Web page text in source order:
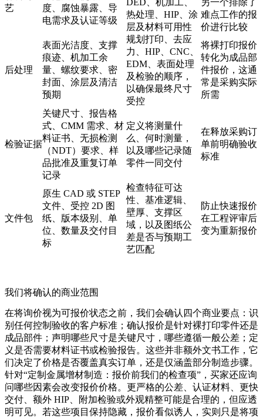
艺
度、腐蚀暴露、导
电需求及认证等级
热处理、HIP、涂
层及材料可用性
难点工作的报
价进行比较
后处理
表面光洁度、支撑
痕迹、机加工余
量、螺纹要求、密
封面、涂层及清洁
预期
规划打印、去应
力、HIP、CNC、
EDM、表面处理
及检验的顺序，
以确保最终尺寸
受控
将裸打印报价
转化为成品部
件报价，这通
常是采购实际
所需
检验证据
关键尺寸、报告格
式、CMM 需求、材
料证书、无损检测
（NDT）要求、样
品批准及重复订单
记录
定义将测量什
么、何时测量，
以及哪些记录随
零件一同交付
在释放采购订
单前明确验收
标准
文件包
原生 CAD 或 STEP
文件、受控 2D 图
纸、版本级别、单
位、数量及交付目
标
检查特征可达
性、基准逻辑、
壁厚、支撑区
域，以及图纸公
差是否与预期工
艺匹配
防止快速报价
在工程评审后
变为重新报价
我们将确认的商业范围
在将询价视为可报价状态之前，我们会确认四个商业要点：识
别任何控制验收的客户标准；确认报价是针对裸打印零件还是
成品部件；声明哪些尺寸是关键尺寸，哪些遵循一般公差；定
义是否需要材料证书或检验报告。这些并非额外文书工作，它
们决定了价格是否覆盖真实订单，还是仅涵盖部分制造步骤。
针对“定制金属增材制造：报价前我们的检查项”，买家还应询
问哪些因素会改变报价价格。更严格的公差、认证材料、更快
交付、额外 HIP、附加检验或外观精整可能是合理的，但应透
明可见。若这些项目保持隐藏，报价看似诱人，实则只是将项